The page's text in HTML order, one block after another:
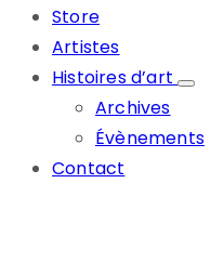
Store
Artistes
Histoires d’art
Archives
Évènements
Contact